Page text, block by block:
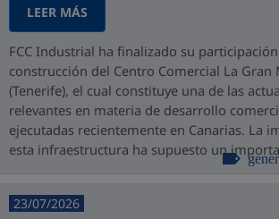
LEER MÁS
FCC Industrial ha finalizado su
construcción del Centro Comercial La Gran
(Tenerife), el cual constituye una de las
relevantes en materia de desarrollo
ejecutadas recientemente en Canarias. La
esta infraestructura ha supuesto un
23/07/2026